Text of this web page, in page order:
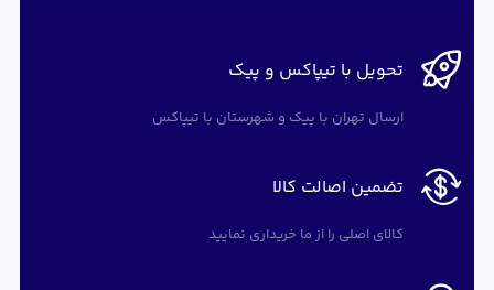
تحویل با تیپاکس و پیک
ارسال تهران با پیک و شهرستان با تیپاکس
تضمین اصالت کالا
کالای اصلی را از ما خریداری نمایید